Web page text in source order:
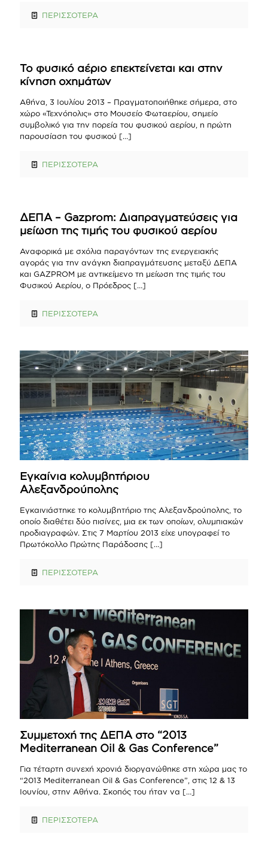
ΠΕΡΙΣΣΟΤΕΡΑ
Το φυσικό αέριο επεκτείνεται και στην
κίνηση οχημάτων
Αθήνα, 3 Ιουλίου 2013 – Πραγματοποιήθηκε σήμερα, στο
χώρο «Τεχνόπολις» στο Μουσείο Φωταερίου, σημείο
συμβολικό για την πορεία του φυσικού αερίου, η πρώτη
παρουσίαση του φυσικού […]
ΠΕΡΙΣΣΟΤΕΡΑ
ΔΕΠΑ – Gazprom: Διαπραγματεύσεις για
μείωση της τιμής του φυσικού αερίου
Αναφορικά με σχόλια παραγόντων της ενεργειακής
αγοράς για την ανάγκη διαπραγμάτευσης μεταξύ ΔΕΠΑ
και GAZPROM με αντικείμενο τη μείωση της τιμής του
Φυσικού Αερίου, ο Πρόεδρος […]
ΠΕΡΙΣΣΟΤΕΡΑ
Εγκαίνια κολυμβητήριου
Αλεξανδρούπολης
Εγκαινιάστηκε το κολυμβητήριο της Αλεξανδρούπολης, το
οποίο διαθέτει δύο πισίνες, μια εκ των οποίων, ολυμπιακών
προδιαγραφών. Στις 7 Μαρτίου 2013 είχε υπογραφεί το
Πρωτόκολλο Πρώτης Παράδοσης […]
ΠΕΡΙΣΣΟΤΕΡΑ
Συμμετοχή της ΔΕΠΑ στο “2013
Mediterranean Oil & Gas Conference”
Για τέταρτη συνεχή χρονιά διοργανώθηκε στη χώρα μας το
“2013 Mediterranean Oil & Gas Conference”, στις 12 & 13
Ιουνίου, στην Αθήνα. Σκοπός του ήταν να […]
ΠΕΡΙΣΣΟΤΕΡΑ